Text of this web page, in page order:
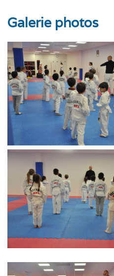
Galerie photos